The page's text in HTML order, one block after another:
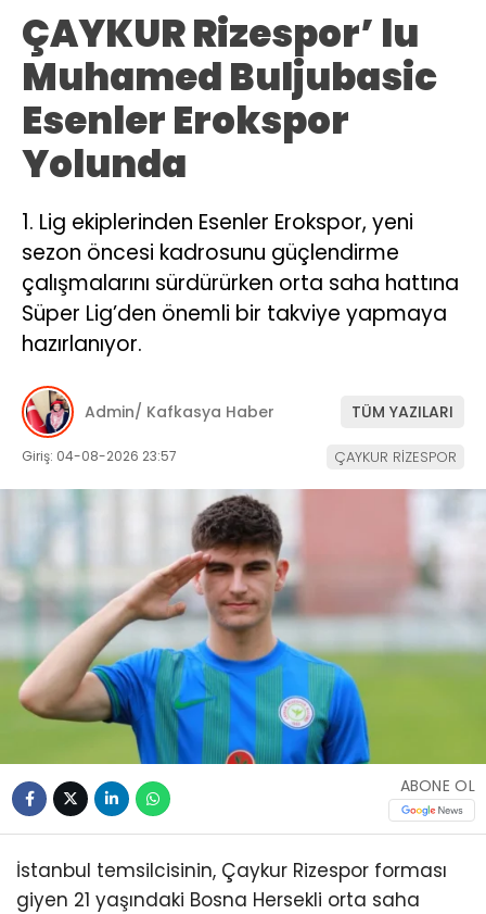
ÇAYKUR Rizespor’ lu
Muhamed Buljubasic
Esenler Erokspor
Yolunda
1. Lig ekiplerinden Esenler Erokspor, yeni
sezon öncesi kadrosunu güçlendirme
çalışmalarını sürdürürken orta saha hattına
Süper Lig’den önemli bir takviye yapmaya
hazırlanıyor.
Admin/ Kafkasya Haber TÜM YAZILARI
Giriş: 04-08-2026 23:57 ÇAYKUR RİZESPOR
ABONE OL
İstanbul temsilcisinin, Çaykur Rizespor forması
giyen 21 yaşındaki Bosna Hersekli orta saha